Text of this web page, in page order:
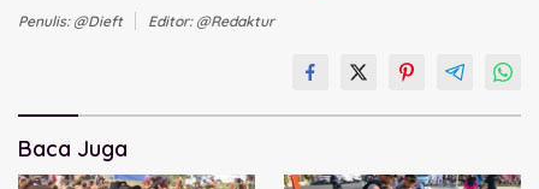
Penulis: @dieft Editor: @redaktur
Baca Juga